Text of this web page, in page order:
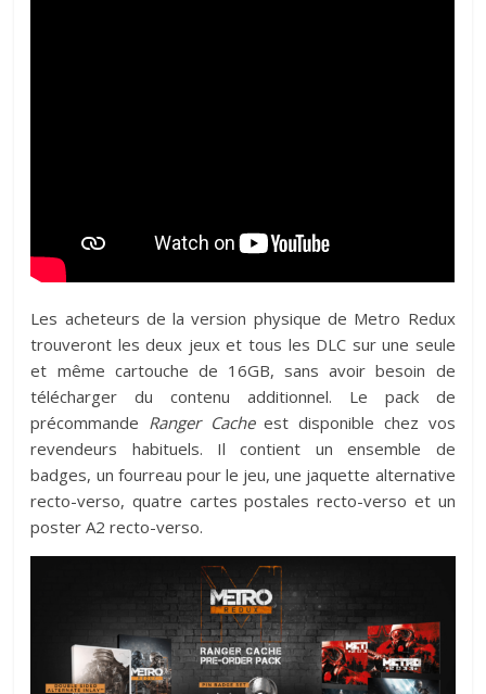
Les acheteurs de la version physique de Metro Redux
trouveront les deux jeux et tous les DLC sur une seule
et même cartouche de 16GB, sans avoir besoin de
télécharger du contenu additionnel. Le pack de
précommande Ranger Cacheest disponible chez vos
revendeurs habituels. Il contient un ensemble de
badges, un fourreau pour le jeu, une jaquette alternative
recto-verso, quatre cartes postales recto-verso et un
poster A2 recto-verso.